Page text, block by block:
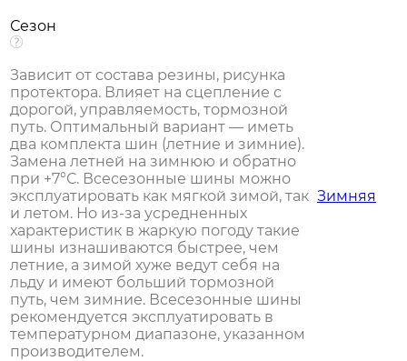
Сезон
Зависит от состава резины, рисунка
протектора. Влияет на сцепление с
дорогой, управляемость, тормозной
путь. Оптимальный вариант — иметь
два комплекта шин (летние и зимние).
Замена летней на зимнюю и обратно
при +7°С. Всесезонные шины можно
эксплуатировать как мягкой зимой, так
и летом. Но из-за усредненных
характеристик в жаркую погоду такие
шины изнашиваются быстрее, чем
летние, а зимой хуже ведут себя на
льду и имеют больший тормозной
путь, чем зимние. Всесезонные шины
рекомендуется эксплуатировать в
температурном диапазоне, указанном
производителем.
Зимняя